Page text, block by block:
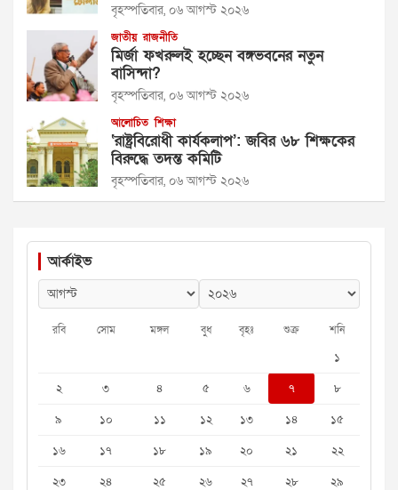
বৃহস্পতিবার, ০৬ আগস্ট ২০২৬
জাতীয় রাজনীতি
মির্জা ফখরুলই হচ্ছেন বঙ্গভবনের নতুন
বাসিন্দা?
বৃহস্পতিবার, ০৬ আগস্ট ২০২৬
আলোচিত শিক্ষা
‘রাষ্ট্রবিরোধী কার্যকলাপ’: জবির ৬৮ শিক্ষকের
বিরুদ্ধে তদন্ত কমিটি
বৃহস্পতিবার, ০৬ আগস্ট ২০২৬
আর্কাইভ
রবি সোম মঙ্গল বুধ বৃহঃ শুক্র শনি
১
২
৩ ৪ ৫ ৬ ৭
৮
৯
১০ ১১ ১২ ১৩ ১৪
১৫
১৬
১৭ ১৮ ১৯ ২০ ২১
২২
২৩
২৪ ২৫ ২৬ ২৭ ২৮ ২৯